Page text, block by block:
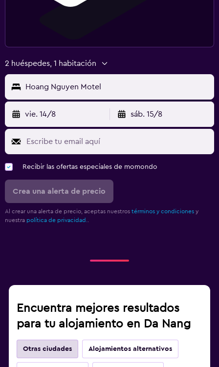
2 huéspedes, 1 habitación
Hoang Nguyen Motel
vie. 14/8 sáb. 15/8
Recibir las ofertas especiales de momondo
Crea una alerta de precio
Al crear una alerta de precio, aceptas nuestros términos y condiciones y
nuestra política de privacidad.
Encuentra mejores resultados
para tu alojamiento en Da Nang
Otras ciudades Alojamientos alternativos